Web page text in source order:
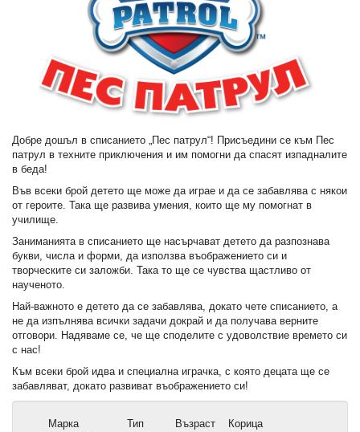
Добре дошъл в списанието „Пес патрул“! Присъедини се към Пес
патрул в техните приключения и им помогни да спасят изпадналите
в беда!
Във всеки брой детето ще може да играе и да се забавлява с някои
от героите. Така ще развива умения, които ще му помогнат в
училище.
Заниманията в списанието ще насърчават детето да разпознава
букви, числа и форми, да използва въображението си и
творческите си заложби. Така то ще се чувства щастливо от
наученото.
Най-важното е детето да се забавлява, докато чете списанието, а
не да изпълнява всички задачи докрай и да получава верните
отговори. Надяваме се, че ще споделите с удоволствие времето си
с нас!
Към всеки брой идва и специална играчка, с която децата ще се
забавляват, докато развиват въображението си!
Марка
Тип
Възраст
Корица